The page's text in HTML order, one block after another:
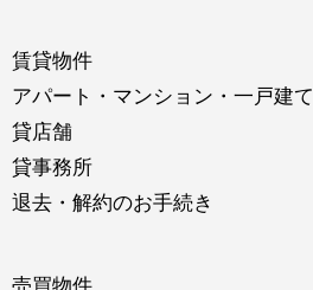
賃貸物件
アパート・マンション・一戸建て
貸店舗
貸事務所
退去・解約のお手続き